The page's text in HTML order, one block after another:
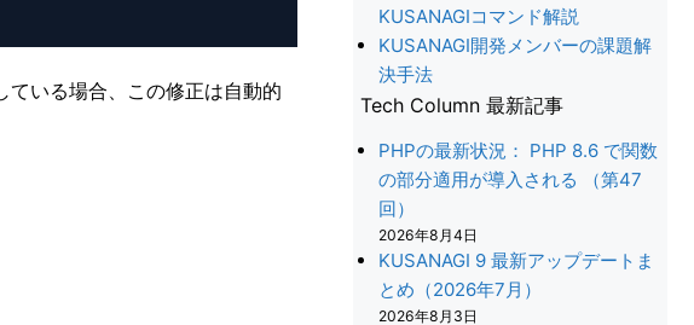
いる場合、この修正は自動的
KUSANAGIコマンド解説
KUSANAGI開発メンバーの課題解
決手法
Tech Column 最新記事
PHPの最新状況： PHP 8.6 で関数
の部分適用が導入される （第47
回）
2026年8月4日
KUSANAGI 9 最新アップデートま
とめ（2026年7月）
2026年8月3日